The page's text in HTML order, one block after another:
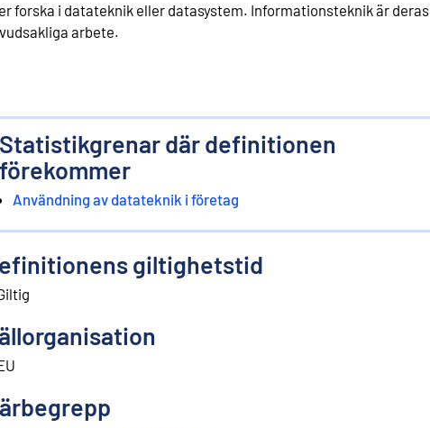
forska i datateknik eller datasystem. Informationsteknik är deras
arbete.
Statistikgrenar där definitionen
förekommer
Användning av datateknik i företag
giltighetstid